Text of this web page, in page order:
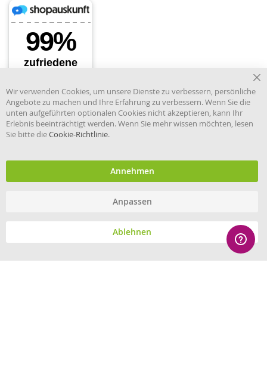
Händler im offiziellen Register
und Information.
© eHygiene 2026 - All rights reserved.
Wir verwenden Cookies, um unsere Dienste zu verbessern, persönliche
Angebote zu machen und Ihre Erfahrung zu verbessern. Wenn Sie die
unten aufgeführten optionalen Cookies nicht akzeptieren, kann Ihr
Erlebnis beeinträchtigt werden. Wenn Sie mehr wissen möchten, lesen
Sie bitte dieCookie-Richtlinie.
Annehmen
Anpassen
Ablehnen